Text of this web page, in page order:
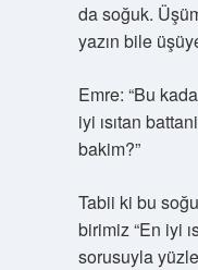
da soğuk.
yazın bile
Emre: “Bu
iyi ısıtan
bakim?”
Tabii ki bu
birimiz “En iyi
sorusuyla